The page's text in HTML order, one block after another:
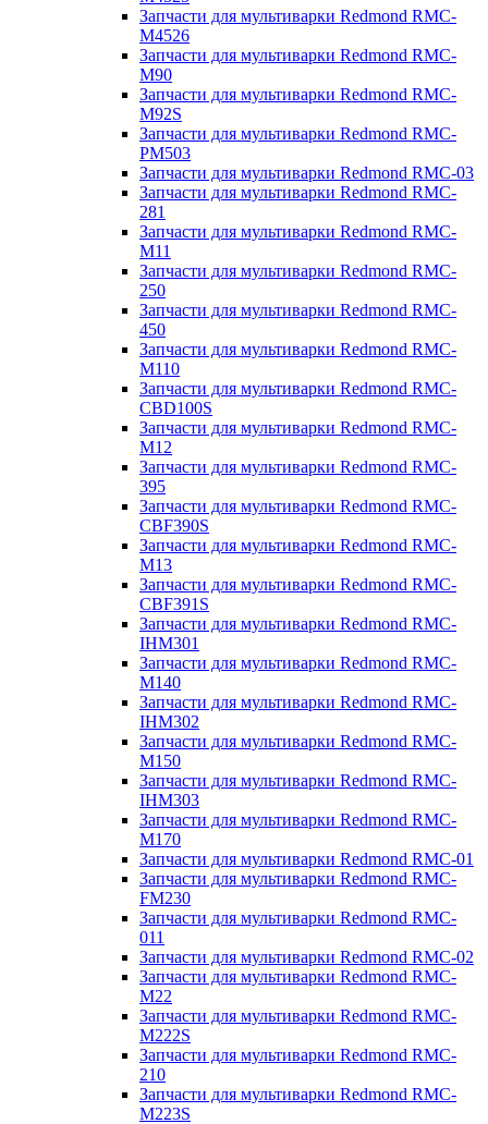
Запчасти для мультиварки Redmond RMC-
M4526
Запчасти для мультиварки Redmond RMC-
M90
Запчасти для мультиварки Redmond RMC-
M92S
Запчасти для мультиварки Redmond RMC-
PM503
Запчасти для мультиварки Redmond RMC-03
Запчасти для мультиварки Redmond RMC-
281
Запчасти для мультиварки Redmond RMC-
M11
Запчасти для мультиварки Redmond RMC-
250
Запчасти для мультиварки Redmond RMC-
450
Запчасти для мультиварки Redmond RMC-
M110
Запчасти для мультиварки Redmond RMC-
CBD100S
Запчасти для мультиварки Redmond RMC-
M12
Запчасти для мультиварки Redmond RMC-
395
Запчасти для мультиварки Redmond RMC-
CBF390S
Запчасти для мультиварки Redmond RMC-
M13
Запчасти для мультиварки Redmond RMC-
CBF391S
Запчасти для мультиварки Redmond RMC-
IHM301
Запчасти для мультиварки Redmond RMC-
M140
Запчасти для мультиварки Redmond RMC-
IHM302
Запчасти для мультиварки Redmond RMC-
M150
Запчасти для мультиварки Redmond RMC-
IHM303
Запчасти для мультиварки Redmond RMC-
M170
Запчасти для мультиварки Redmond RMC-01
Запчасти для мультиварки Redmond RMC-
FM230
Запчасти для мультиварки Redmond RMC-
011
Запчасти для мультиварки Redmond RMC-02
Запчасти для мультиварки Redmond RMC-
M22
Запчасти для мультиварки Redmond RMC-
M222S
Запчасти для мультиварки Redmond RMC-
210
Запчасти для мультиварки Redmond RMC-
M223S